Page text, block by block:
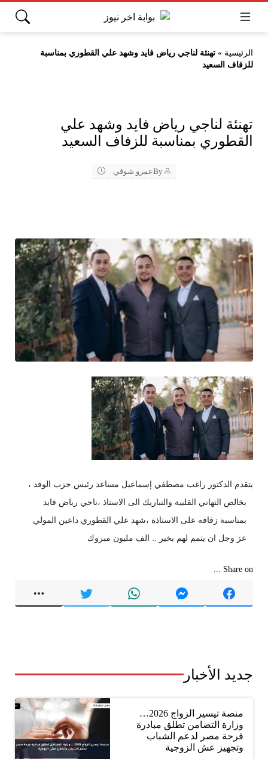
الرئيسية » تهنئة لناجي رياض فايد وشهد علي القطوري بمناسبة
للزفاف السعيد
تهنئة لناجي رياض فايد وشهد علي
القطوري بمناسبة للزفاف السعيد
Byعمرو شوقي
يتقدم الدكتور راغب مصطفي إسماعيل مساعد رئيس حزب الوفد ،
بخالص التهاني القلبية والتباريك الى الاستاذ ،ناجي رياض فايد
بمناسبة زفافه على الاستاذة ،شهد علي القطوري داعين المولي
عز وجل ان يتمم لهم بخير .. الف مليون مبروك
Share on ...
جديد الأخبار
منصة تيسير الزواج 2026…
وزارة التضامن تطلق مبادرة
فرحة مصر لدعم الشباب
وتجهيز عش الزوجية